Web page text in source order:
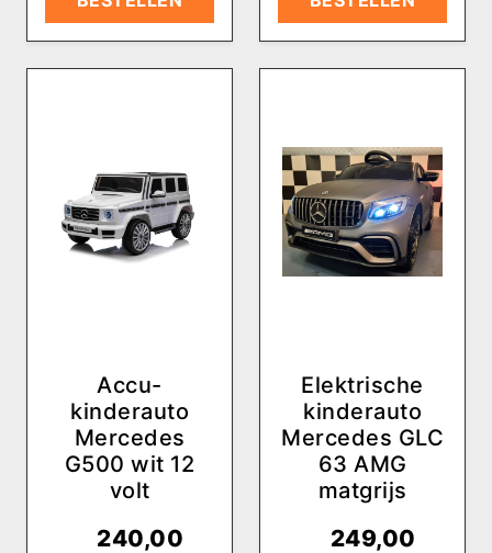
Accu-
kinderauto
Mercedes
G500 wit 12
volt
240,00
Elektrische
kinderauto
Mercedes GLC
63 AMG
matgrijs
249,00